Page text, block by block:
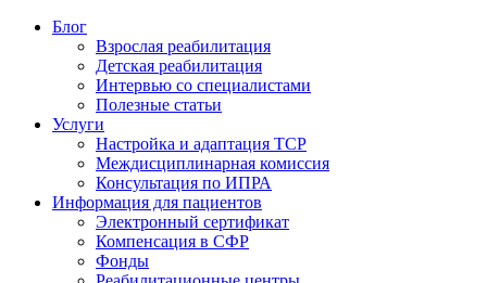
Блог
Взрослая реабилитация
Детская реабилитация
Интервью со специалистами
Полезные статьи
Услуги
Настройка и адаптация ТСР
Междисциплинарная комиссия
Консультация по ИПРА
Информация для пациентов
Электронный сертификат
Компенсация в СФР
Фонды